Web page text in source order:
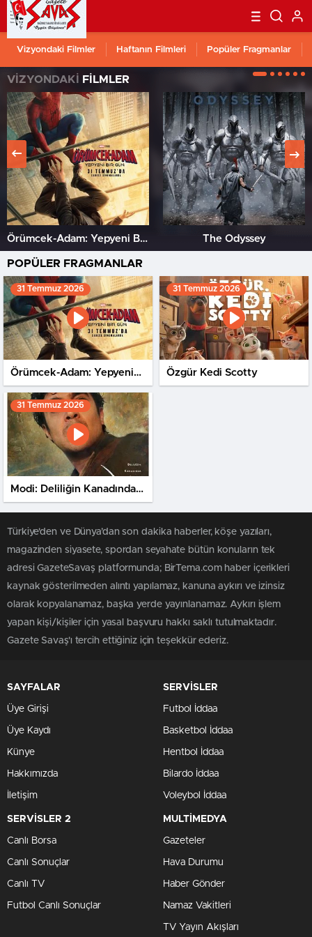
Vizyondaki Filmler Haftanın Filmleri Popüler Fragmanlar
VİZYONDAKİ FİLMLER
Örümcek-Adam: Yepyeni Bir Gün The Odyssey
POPÜLER FRAGMANLAR
31 Temmuz 2026
Örümcek-Adam: Yepyeni
Bir Gün
31 Temmuz 2026
Özgür Kedi Scotty
31 Temmuz 2026
Modi: Deliliğin Kanadında
Üç Gün
Türkiye'den ve Dünya’dan son dakika haberler, köşe yazıları,
magazinden siyasete, spordan seyahate bütün konuların tek
adresi GazeteSavaş platformunda; BirTema.com haber içerikleri
kaynak gösterilmeden alıntı yapılamaz, kanuna aykırı ve izinsiz
olarak kopyalanamaz, başka yerde yayınlanamaz. Aykırı işlem
yapan kişi/kişiler için yasal başvuru hakkı saklı tutulmaktadır.
Gazete Savaş'ı tercih ettiğiniz için teşekkür ederiz.
SAYFALAR
Üye Girişi
Üye Kaydı
Künye
Hakkımızda
İletişim
SERVİSLER
Futbol İddaa
Basketbol İddaa
Hentbol İddaa
Bilardo İddaa
Voleybol İddaa
SERVİSLER 2
Canlı Borsa
Canlı Sonuçlar
Canlı TV
Futbol Canlı Sonuçlar
MULTİMEDYA
Gazeteler
Hava Durumu
Haber Gönder
Namaz Vakitleri
TV Yayın Akışları